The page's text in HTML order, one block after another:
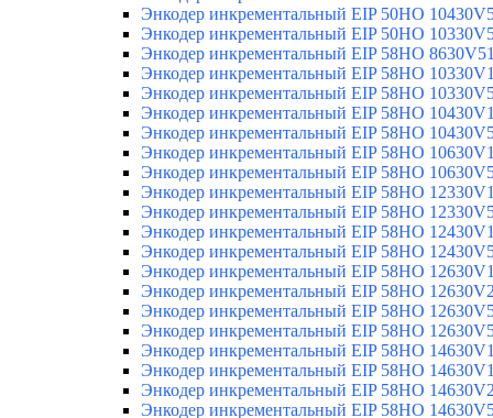
Энкодер инкрементальный EIP 50HO
Энкодер инкрементальный EIP 50HO
Энкодер инкрементальный EIP 58HO
Энкодер инкрементальный EIP 58HO
Энкодер инкрементальный EIP 58HO
Энкодер инкрементальный EIP 58HO
Энкодер инкрементальный EIP 58HO
Энкодер инкрементальный EIP 58HO
Энкодер инкрементальный EIP 58HO
Энкодер инкрементальный EIP 58HO
Энкодер инкрементальный EIP 58HO
Энкодер инкрементальный EIP 58HO
Энкодер инкрементальный EIP 58HO
Энкодер инкрементальный EIP 58HO
Энкодер инкрементальный EIP 58HO
Энкодер инкрементальный EIP 58HO
Энкодер инкрементальный EIP 58HO
Энкодер инкрементальный EIP 58HO
Энкодер инкрементальный EIP 58HO
Энкодер инкрементальный EIP 58HO
Энкодер инкрементальный EIP 58HO